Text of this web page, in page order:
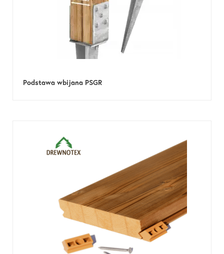
Podstawa wbijana PSGR